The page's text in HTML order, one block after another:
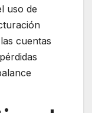
uso de
cuentas